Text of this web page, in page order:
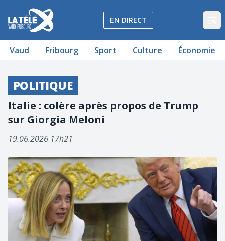
La Télé - Télévision régionale Vaud et Fribourg
EN DIRECT
Vaud Fribourg Sport Culture Économie
POLITIQUE
Italie : colère après propos de Trump
sur Giorgia Meloni
19.06.2026 17h21